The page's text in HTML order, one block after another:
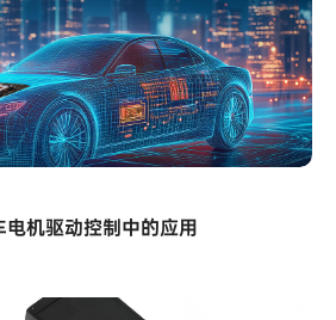
机驱动控制中的应用